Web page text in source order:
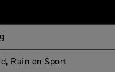
Rain en Sport